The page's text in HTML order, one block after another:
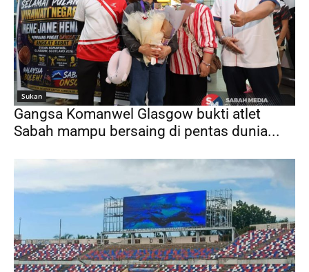
Sukan
Gangsa Komanwel Glasgow bukti atlet
Sabah mampu bersaing di pentas dunia...